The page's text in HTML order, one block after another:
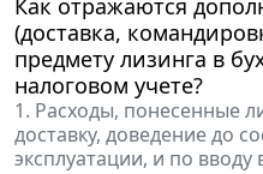
Как отражаются
(доставка,
предмету лизинга в
налоговом учете?
1. Расходы, понесенные
доставку, доведение до
эксплуатации, и по вводу